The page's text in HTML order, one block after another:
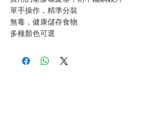
單手操作，精準分裝
無毒，健康儲存食物
多種顏色可選